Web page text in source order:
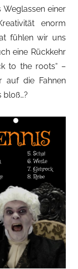
einer
enorm
fühlen wir uns
eine Rückkehr
to the roots“ –
auf die Fahnen
bloß…?